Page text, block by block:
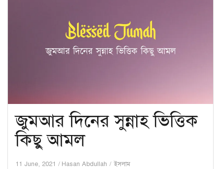
জুমআর দিনের সুন্নাহ ভিত্তিক
কিছু আমল
11 June, 2021 Hasan Abdullah ইসলাম